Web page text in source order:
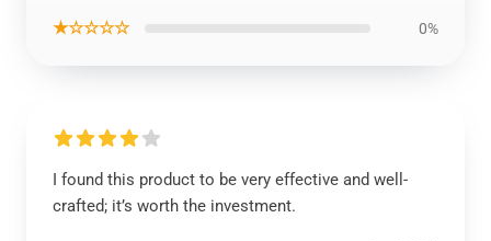
★☆☆☆☆ 0%
I found this product to be very effective and well-
crafted; it’s worth the investment.